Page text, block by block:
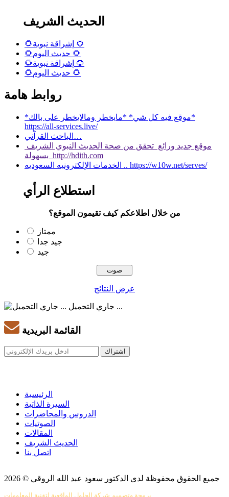
الحديث الشريف
🌻إشراقة نبوية 🌻
🌻حديث اليوم 🌻
🌻إشراقة نبوية 🌻
🌻حديث اليوم 🌻
روابط هامة
*موقع فيه كل شي* *مايخطر ومالايخطر على بالك*
https://all-services.live/
الباحث القرآني…
موقع جديد ورائع تحقق من صحة الحديث النبوي الشريف
بسهولة http://hdith.com
الخدمات الإلكترونيه السعوديه .. https://w10w.net/serves/
استطلاع الرأي
من خلال اطلاعكم كيف تقيمون الموقع؟
ممتاز
جيد جدا
جيد
عرض النتائج
جاري التحميل ...
القائمة البريدية
الرئيسية
السيرة الذاتية
الدروس والمحاضرات
الصوتيات
المقالات
الحديث الشريف
اتصل بنا
جميع الحقوق محفوظة لدى الدكتور سعود عبد الله الروقي © 2026
برمجة وتصميم شركة الحلول الواقعية لتقنية المعلومات